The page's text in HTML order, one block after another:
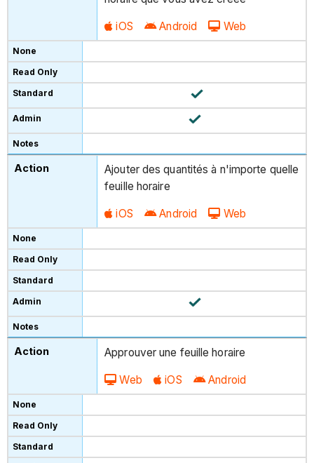
iOS Android Web
Ajouter des quantités à n'importe quelle
feuille horaire
iOS Android Web
Approuver une feuille horaire
Web iOS Android